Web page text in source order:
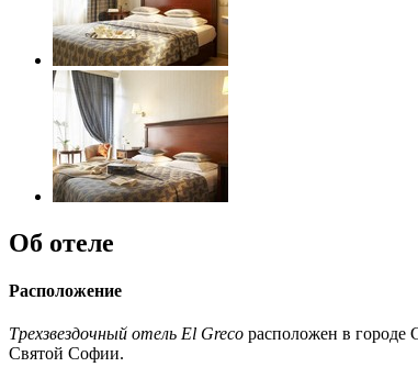
Об отеле
Расположение
Трехзвездочный отель El Greco расположен в городе
Святой Софии.